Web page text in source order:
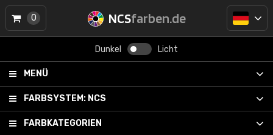
NCSfarben.de
Dunkel Licht
MENÜ
FARBSYSTEM: NCS
FARBKATEGORIEN
0